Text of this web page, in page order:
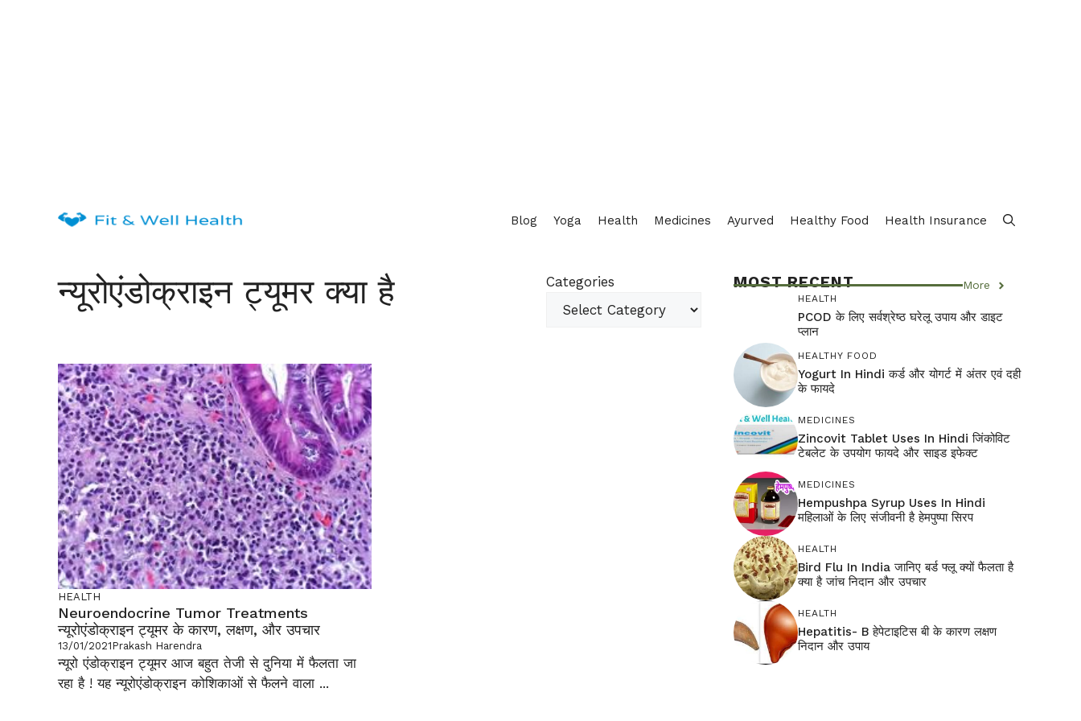
Blog Yoga Health Medicines Ayurved Healthy Food Health Insurance
न्यूरोएंडोक्राइन ट्यूमर क्या है Categories
HEALTH
Neuroendocrine Tumor Treatments
न्यूरोएंडोक्राइन ट्यूमर के कारण, लक्षण, और उपचार
13/01/2021Prakash Harendra
न्यूरो एंडोक्राइन ट्यूमर आज बहुत तेजी से दुनिया में फैलता जा
रहा है ! यह न्यूरोएंडोक्राइन कोशिकाओं से फैलने वाला ...
MOST RECENT More
HEALTH
PCOD के लिए सर्वश्रेष्ठ घरेलू उपाय और डाइट
प्लान
HEALTHY FOOD
Yogurt In Hindi कर्ड और योगर्ट में अंतर एवं दही
के फायदे
MEDICINES
Zincovit Tablet Uses In Hindi जिंकोविट
टेबलेट के उपयोग फायदे और साइड इफेक्ट
MEDICINES
Hempushpa Syrup Uses In Hindi
महिलाओं के लिए संजीवनी है हेमपुष्पा सिरप
HEALTH
Bird Flu In India जानिए बर्ड फ्लू क्यों फैलता है
क्या है जांच निदान और उपचार
HEALTH
Hepatitis- B हेपेटाइटिस बी के कारण लक्षण
निदान और उपाय